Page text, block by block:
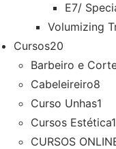
E7/
Volumizing
Cursos20
Barbeiro e
Cabeleireiro8
Curso Unhas1
Cursos Estética1
CURSOS